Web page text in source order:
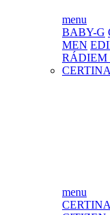
menu
BABY-G
MEN
RÁDIEM
CERTINA
menu